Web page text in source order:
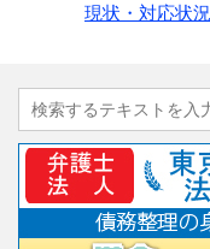
現状・対応状況